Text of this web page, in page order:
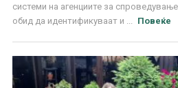
системи на агенциите за
обид да идентификуваат и ...
Повеќе